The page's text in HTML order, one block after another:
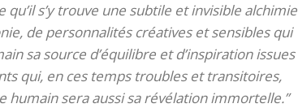
s’y trouve une subtile et invisible alchimie
de personnalités créatives et sensibles qui
sa source d’équilibre et d’inspiration issues
qui, en ces temps troubles et transitoires,
sera aussi sa révélation immortelle.”